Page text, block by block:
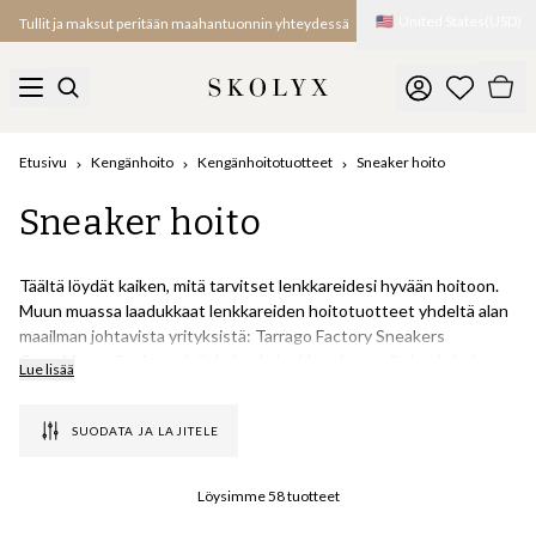
Pikapostit Yhdysvaltoihin 🇺🇸
Etusivu Kengänhoito Kengänhoitotuotteet Sneaker hoito
Sneaker hoito
Täältä löydät kaiken, mitä tarvitset lenkkareidesi hyvään hoitoon.
Muun muassa laadukkaat lenkkareiden hoitotuotteet yhdeltä alan
maailman johtavista yrityksistä: Tarrago Factory Sneakers
Care. Monet ihmiset eivät kohtele lenkkareitaan niin hyvin kuin
paljon paremmilta.
Espanjalainen Tarrago on ollut eturintamassa kehittämässä
Lue lisää
SUODATA JA LAJITELE
Löysimme58tuotteet